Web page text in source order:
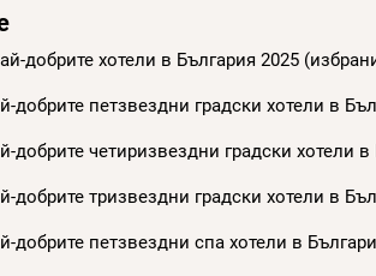
добрите хотели в България 2025
добрите петзвездни градски хотели в
добрите четиризвездни градски хотели
добрите тризвездни градски хотели в
добрите петзвездни спа хотели в